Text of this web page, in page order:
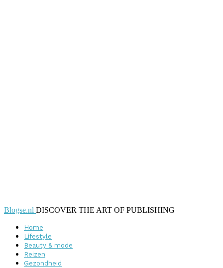
Blogse.nl DISCOVER THE ART OF PUBLISHING
Home
Lifestyle
Beauty & mode
Reizen
Gezondheid